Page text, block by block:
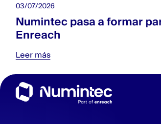
03/07/2026
Numintec pasa a formar
Enreach
Leer más